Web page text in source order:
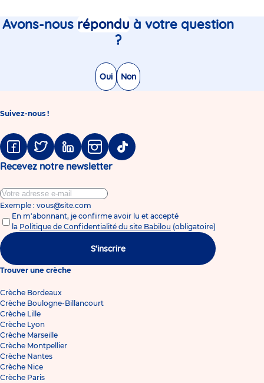
Avons-nous réponduà votre question
?
Non
Oui
Suivez-nous !
Facebook
TwitterLinkedinInstagram
Tiktok
Recevez notre newsletter
Exemple : vous@site.com
En m'abonnant, je confirme avoir lu et accepté
la Politique de Confidentialité du site Babilou (obligatoire)
S'inscrire
Trouver une crèche
Crèche Bordeaux
Crèche Boulogne-Billancourt
Crèche Lille
Crèche Lyon
Crèche Marseille
Crèche Montpellier
Crèche Nantes
Crèche Nice
Crèche Paris